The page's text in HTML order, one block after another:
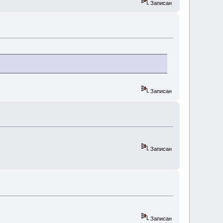
Записан
Записан
Записан
Записан